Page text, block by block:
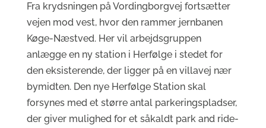
Fra krydsningen på Vordingborgvej fortsætter
vejen mod vest, hvor den rammer jernbanen
Køge-Næstved. Her vil arbejdsgruppen
anlægge en ny station i Herfølge i stedet for
den eksisterende, der ligger på en villavej nær
bymidten. Den nye Herfølge Station skal
forsynes med et større antal parkeringspladser,
der giver mulighed for et såkaldt park and ride-